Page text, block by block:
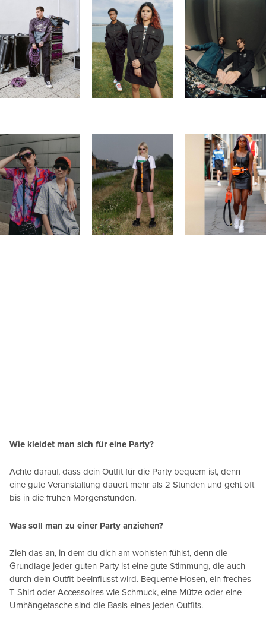
Wie kleidet man sich für eine Party?
Achte darauf, dass dein Outfit für die Party bequem ist, denn
eine gute Veranstaltung dauert mehr als 2 Stunden und geht oft
bis in die frühen Morgenstunden.
Was soll man zu einer Party anziehen?
Zieh das an, in dem du dich am wohlsten fühlst, denn die
Grundlage jeder guten Party ist eine gute Stimmung, die auch
durch dein Outfit beeinflusst wird. Bequeme Hosen, ein freches
T-Shirt oder Accessoires wie Schmuck, eine Mütze oder eine
Umhängetasche sind die Basis eines jeden Outfits.